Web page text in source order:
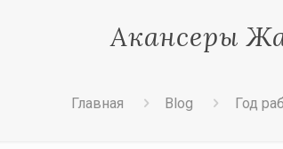
Акансеры
Главная Blog Год